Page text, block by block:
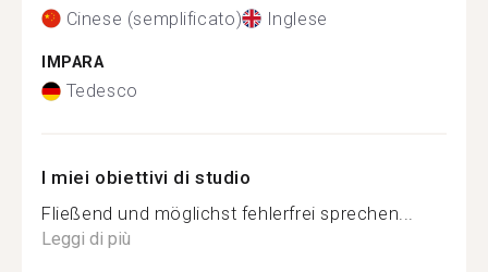
Cinese (semplificato) Inglese
IMPARA
Tedesco
I miei obiettivi di studio
Fließend und möglichst fehlerfrei sprechen...
Leggi di più